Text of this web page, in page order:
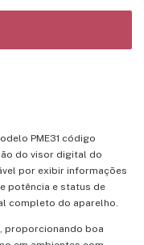
PME31 código
do visor digital do
por exibir informações
potência e status de
completo do aparelho.
proporcionando boa